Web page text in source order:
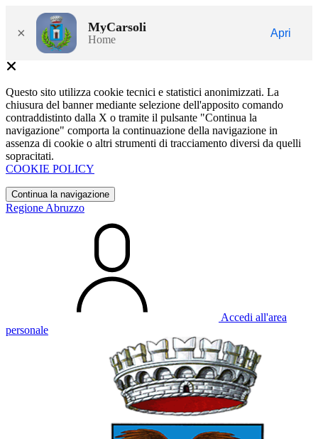
× MyCarsoli
Home
Apri
Questo sito utilizza cookie tecnici e statistici anonimizzati. La
chiusura del banner mediante selezione dell'apposito comando
contraddistinto dalla X o tramite il pulsante "Continua la
navigazione" comporta la continuazione della navigazione in
assenza di cookie o altri strumenti di tracciamento diversi da quelli
sopracitati.
COOKIE POLICY
Continua la navigazione
Regione Abruzzo
Accedi all'area
personale